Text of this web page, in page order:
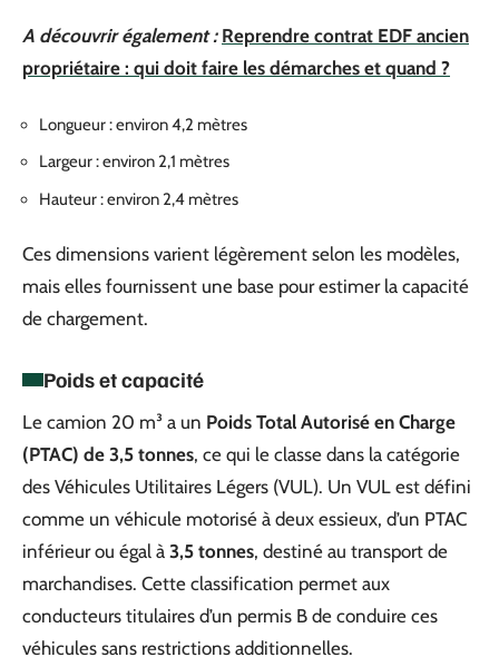
A découvrir également : Reprendre contrat EDF ancien
propriétaire : qui doit faire les démarches et quand ?
Longueur : environ 4,2 mètres
Largeur : environ 2,1 mètres
Hauteur : environ 2,4 mètres
Ces dimensions varient légèrement selon les modèles,
mais elles fournissent une base pour estimer la capacité
de chargement.
Poids et capacité
Le camion 20 m³ a un Poids Total Autorisé en Charge
(PTAC) de 3,5 tonnes, ce qui le classe dans la catégorie
des Véhicules Utilitaires Légers (VUL). Un VUL est défini
comme un véhicule motorisé à deux essieux, d’un PTAC
inférieur ou égal à 3,5 tonnes, destiné au transport de
marchandises. Cette classification permet aux
conducteurs titulaires d’un permis B de conduire ces
véhicules sans restrictions additionnelles.